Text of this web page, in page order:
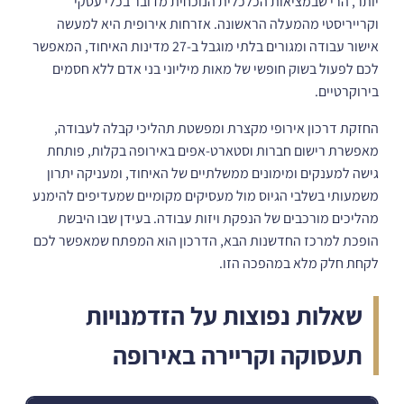
וקרייריסטי מהמעלה הראשונה. אזרחות אירופית היא למעשה
אישור עבודה ומגורים בלתי מוגבל ב-27 מדינות האיחוד, המאפשר
לכם לפעול בשוק חופשי של מאות מיליוני בני אדם ללא חסמים
בירוקרטיים.
החזקת דרכון אירופי מקצרת ומפשטת תהליכי קבלה לעבודה,
מאפשרת רישום חברות וסטארט-אפים באירופה בקלות, פותחת
גישה למענקים ומימונים ממשלתיים של האיחוד, ומעניקה יתרון
משמעותי בשלבי הגיוס מול מעסיקים מקומיים שמעדיפים להימנע
מהליכים מורכבים של הנפקת ויזות עבודה. בעידן שבו היבשת
הופכת למרכז החדשנות הבא, הדרכון הוא המפתח שמאפשר לכם
לקחת חלק מלא במהפכה הזו.
שאלות נפוצות על הזדמנויות
תעסוקה וקריירה באירופה